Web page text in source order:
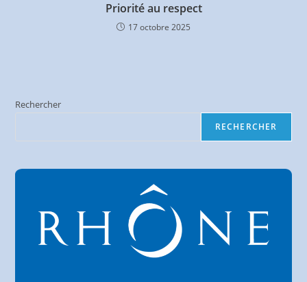
Priorité au respect
17 octobre 2025
Rechercher
RECHERCHER